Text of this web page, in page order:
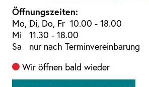
Öffnungszeiten:
Mo, Di, Do, Fr 10.00 - 18.00
Mi 11.30 - 18.00
Sa nur nach Terminvereinbarung
Wir öffnen bald wieder